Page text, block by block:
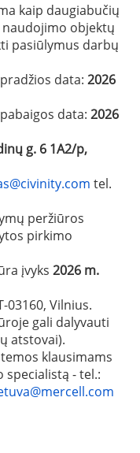
kaip daugiabučių
objektų
pasiūlymus darbų
data: 2026
data: 2026
g. 6 1A2/p,
tel.
peržiūros
pirkimo
įvyks 2026 m.
03160, Vilnius.
gali dalyvauti
atstovai).
klausimams
- tel.: